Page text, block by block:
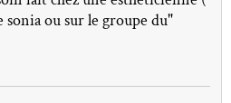
sonia ou sur le groupe du"